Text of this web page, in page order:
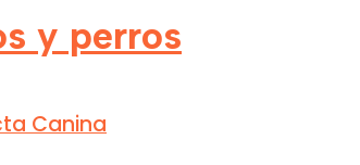
y perros
Canina